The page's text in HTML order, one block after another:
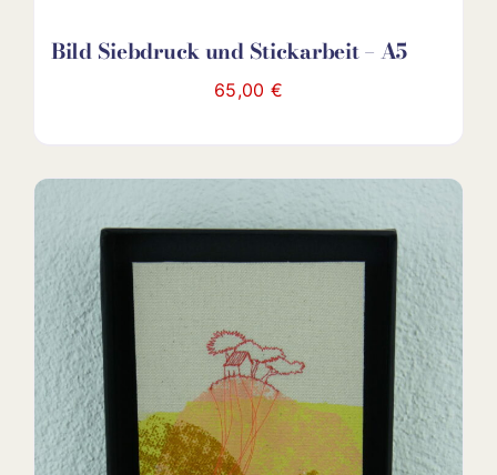
Bild Siebdruck und Stickarbeit – A5
65,00 €